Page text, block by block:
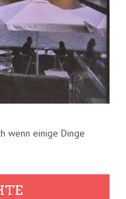
wenn einige Dinge